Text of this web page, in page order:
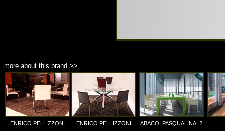
more about this brand >>
ENRICO PELLIZZONI ENRICO PELLIZZONI ABACO_PASQUALINA_2